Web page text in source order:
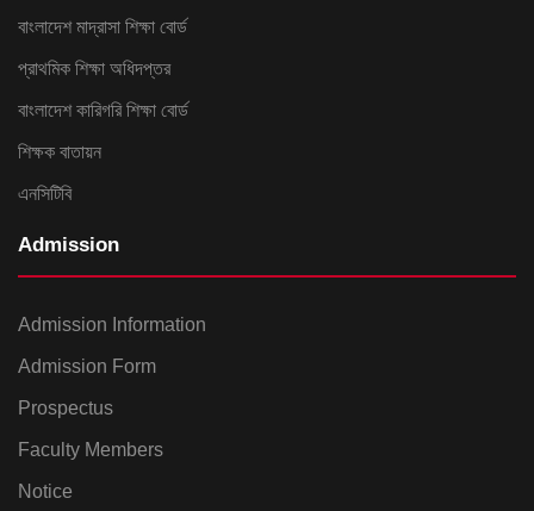
বাংলাদেশ মাদ্রাসা শিক্ষা বোর্ড
প্রাথমিক শিক্ষা অধিদপ্তর
বাংলাদেশ কারিগরি শিক্ষা বোর্ড
শিক্ষক বাতায়ন
এনসিটিবি
Admission
Admission Information
Admission Form
Prospectus
Faculty Members
Notice